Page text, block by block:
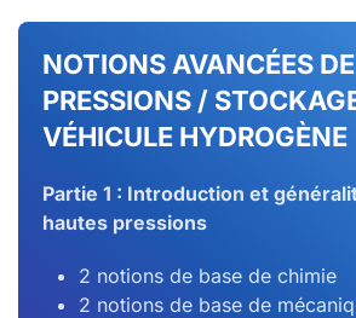
NOTIONS AVANCÉES
PRESSIONS /
VÉHICULE HYDROGÈNE
Partie 1 : Introduction et
hautes pressions
2 notions de base de chimie
2 notions de base de